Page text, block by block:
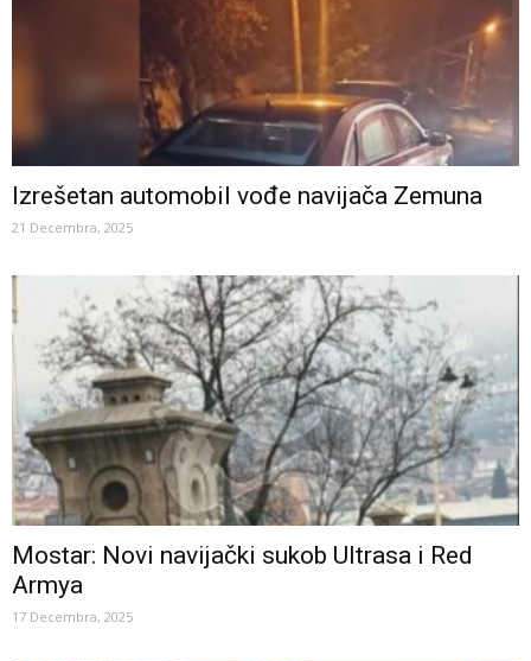
Izrešetan automobil vođe navijača Zemuna
21 Decembra, 2025
Mostar: Novi navijački sukob Ultrasa i Red
Armya
17 Decembra, 2025